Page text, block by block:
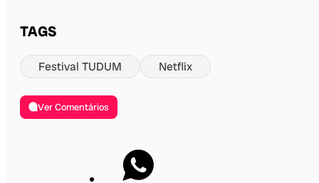
TAGS
Festival TUDUM Netflix
Ver Comentários